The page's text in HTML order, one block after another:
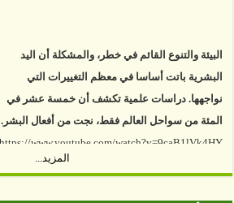
البيئة والتنوع القائم في خطر، والمشكلة أن اليد
البشرية باتت أساسا في معظم التغييرات التي
نواجهها. دراسات علمية تكشف أن خمسة عشر في
المئة من سواحل العالم فقط، نجت من أفعال البشر.
توصل العلماء إلى أن غابات زيت النخيل التي تم
اعتمادها على أنها مستدامة تدمرت بشكل أسرع من
المزيد...